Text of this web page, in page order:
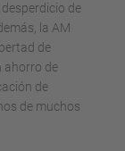
de
la AM
de
ahorro de
de
de muchos